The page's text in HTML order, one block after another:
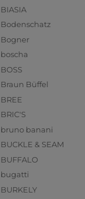
BIASIA
Bodenschatz
Bogner
boscha
BOSS
Braun Büffel
BREE
BRIC'S
bruno banani
BUCKLE & SEAM
BUFFALO
bugatti
BURKELY